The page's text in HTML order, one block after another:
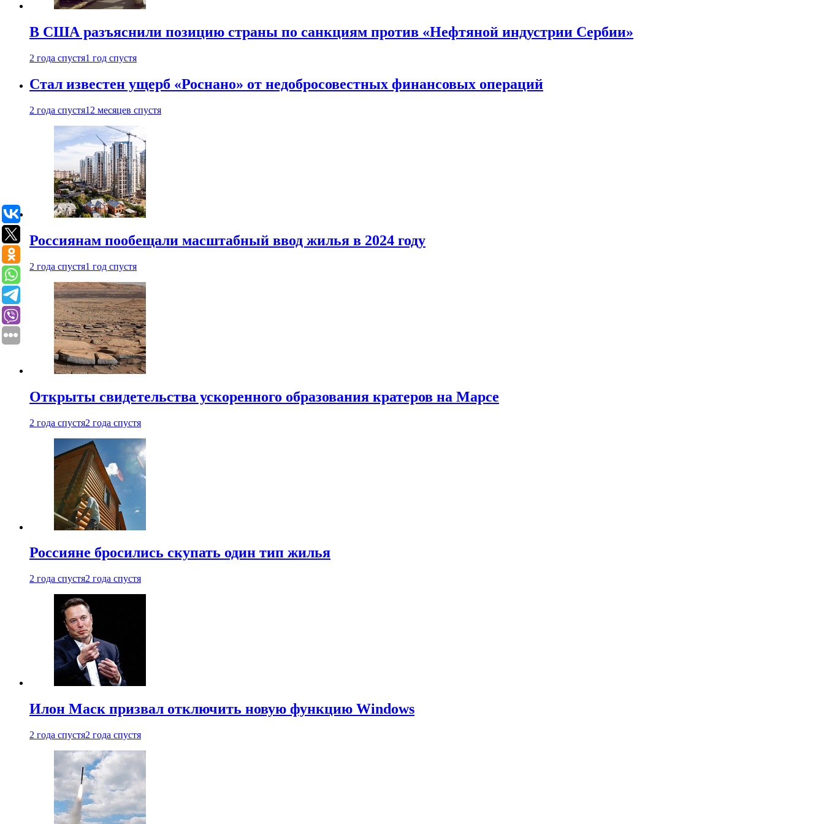
В США разъяснили позицию страны по санкциям против «Нефтяной индустрии Сербии»
2 года спустя1 год спустя
Стал известен ущерб «Роснано» от недобросовестных финансовых операций
2 года спустя12 месяцев спустя
Россиянам пообещали масштабный ввод жилья в 2024 году
2 года спустя1 год спустя
Открыты свидетельства ускоренного образования кратеров на Марсе
2 года спустя2 года спустя
Россияне бросились скупать один тип жилья
2 года спустя2 года спустя
Илон Маск призвал отключить новую функцию Windows
2 года спустя2 года спустя